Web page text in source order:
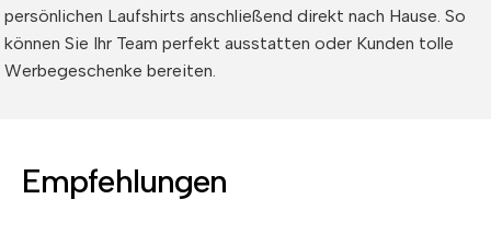
persönlichen Laufshirts anschließend direkt nach Hause. So
können Sie Ihr Team perfekt ausstatten oder Kunden tolle
Werbegeschenke bereiten.
Empfehlungen